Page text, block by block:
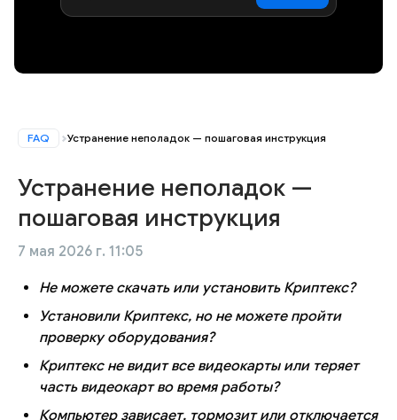
FAQ Устранение неполадок — пошаговая инструкция
Устранение неполадок —
пошаговая инструкция
7 мая 2026 г. 11:05
Не можете скачать или установить Криптекс?
Установили Криптекс, но не можете пройти
проверку оборудования?
Криптекс не видит все видеокарты или теряет
часть видеокарт во время работы?
Компьютер зависает, тормозит или отключается